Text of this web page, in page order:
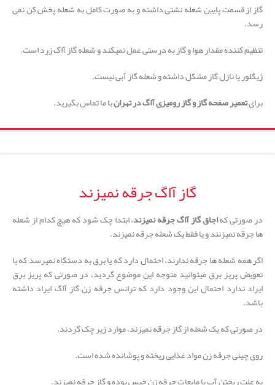
گاز از قسمت پایین شعله نشتی داشته و به صورت کامل به شعله پخش کن نمی
رسد.
تنظیم کننده مقدار هوا و گاز به درستی عمل نمیکند و شعله گاز آاگ زرد است.
ژیگلور یا نازل گاز مشکل داشته و شعله گاز آبی نیست.
برایتعمیر صفحه گاز و گاز رومیزی آاگ در تهرانبا ما تماس بگیرید.
گاز آاگ جرقه نمیزند
در صورتی کهاجاق گاز آاگ جرقه نمیزند، ابتدا چک شود که هیچ کدام از شعله
ها جرقه نمیزنند و یا فقط یک شعله جرقه نمیزند.
اگر همه شعله ها جرقه ندارند، احتمال دارد که یا برق به دستگاه نمیرسد که با
تعویض پریز برق میتوانید متوجه این موضوع گردید، در صورتی که پریز برق
ایراد ندارد احتمال این وجود دارد که ترانس جرقه زن گاز آاگ ایراد داشته
باشد.
در صورتی که یک شعله از گاز جرقه نمیزند، موارد زیر چک گردند.
روی چینی جرقه زن مواد غذایی ریخته و پوشانده شده است.
به علت ریختن آب یا مایعات جرقه زن خیس بوده و گاز حرقه نمیزند.